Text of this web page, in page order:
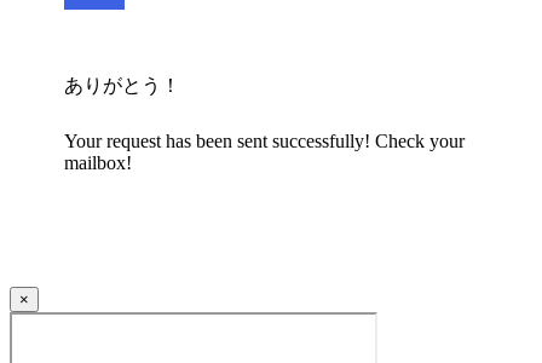
ありがとう！
Your request has been sent successfully! Check your
mailbox!
×